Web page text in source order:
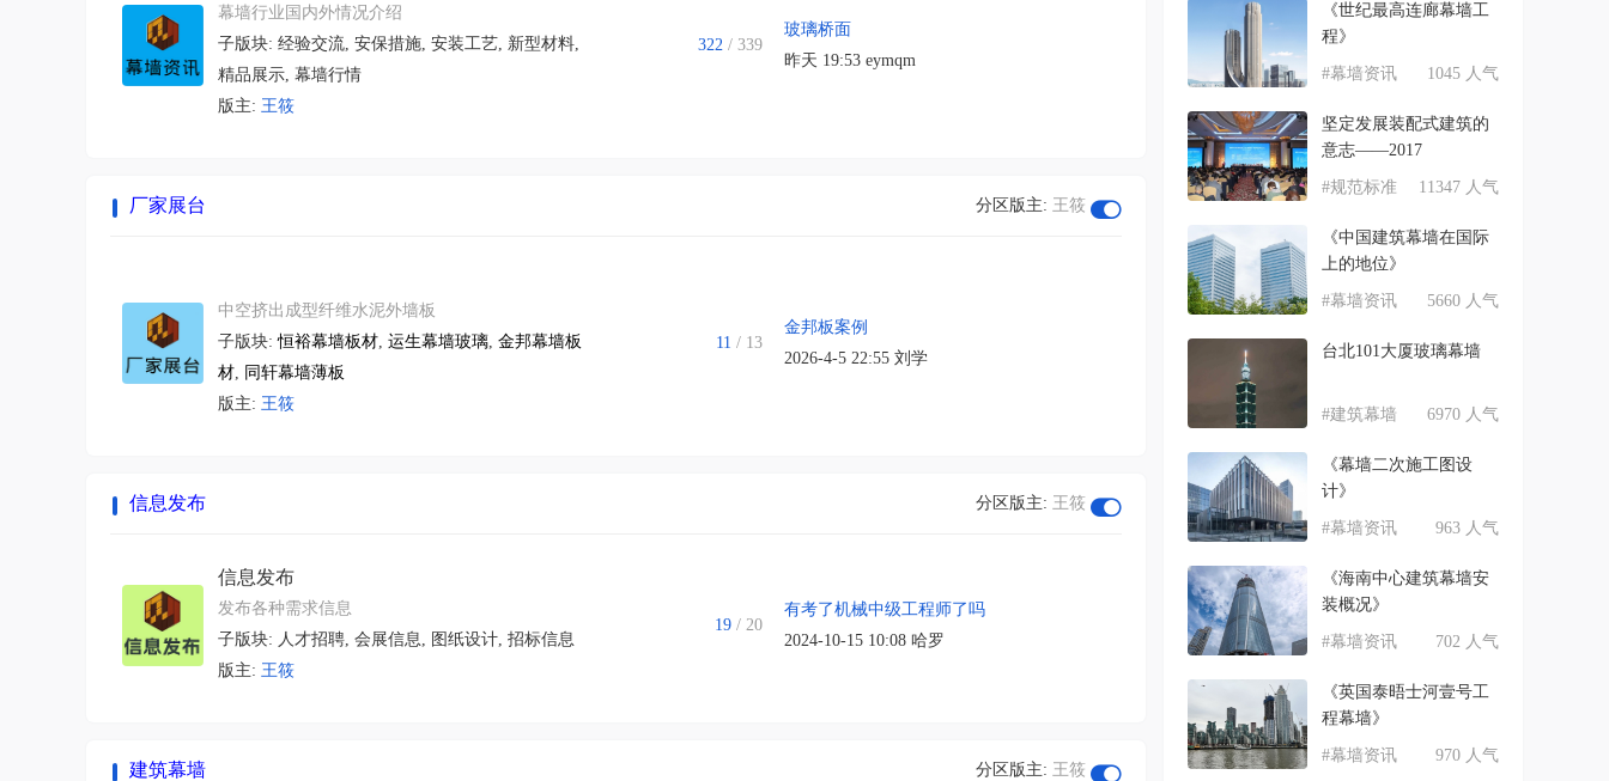
幕墙行业国内外情况介绍
子版块: 经验交流, 安保措施, 安装工艺, 新型材料,
精品展示, 幕墙行情
版主: 王筱
322 / 339
玻璃桥面
昨天 19:53 eymqm
分区版主: 王筱
厂家展台
中空挤出成型纤维水泥外墙板
子版块:恒裕幕墙板材, 运生幕墙玻璃, 金邦幕墙板
材, 同轩幕墙薄板
版主: 王筱
11 / 13
金邦板案例
2026-4-5 22:55 刘学
分区版主: 王筱
信息发布
信息发布
发布各种需求信息
子版块: 人才招聘, 会展信息, 图纸设计, 招标信息
版主: 王筱
19 / 20
有考了机械中级工程师了吗
2024-10-15 10:08 哈罗
分区版主: 王筱
建筑幕墙
《世纪最高连廊幕墙工
程》
1045 人气
#幕墙资讯
坚定发展装配式建筑的
意志——2017
11347 人气
#规范标准
《中国建筑幕墙在国际
上的地位》
5660 人气
#幕墙资讯
台北101大厦玻璃幕墙
6970 人气
#建筑幕墙
《幕墙二次施工图设
计》
963 人气
#幕墙资讯
《海南中心建筑幕墙安
装概况》
702 人气
#幕墙资讯
《英国泰晤士河壹号工
程幕墙》
970 人气
#幕墙资讯